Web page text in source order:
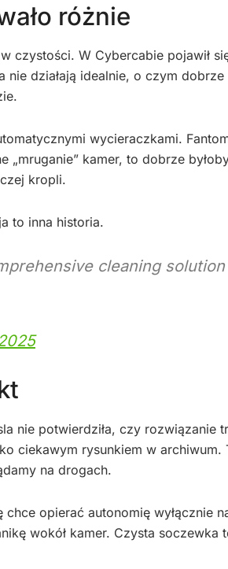
różnie
czystości. W Cybercabie pojawił
działają idealnie, o czym
wycieraczkami.
kamer, to dobrze
kropli.
to inna historia.
cleaning
nie potwierdziła, czy rozwiązanie
ciekawym rysunkiem w archiwum.
na drogach.
opierać autonomię wyłącznie
wokół kamer. Czysta soczewka